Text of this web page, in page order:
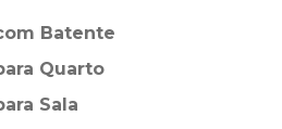
Batente
Quarto
Sala